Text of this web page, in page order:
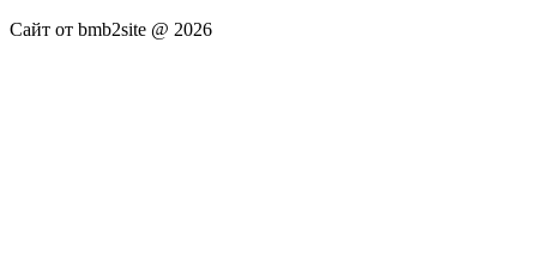
Сайт от bmb2site @ 2026